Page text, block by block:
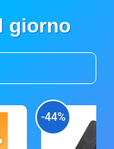
giorno
-44%